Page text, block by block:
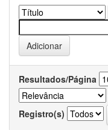
Resultados/Página
Registro(s)